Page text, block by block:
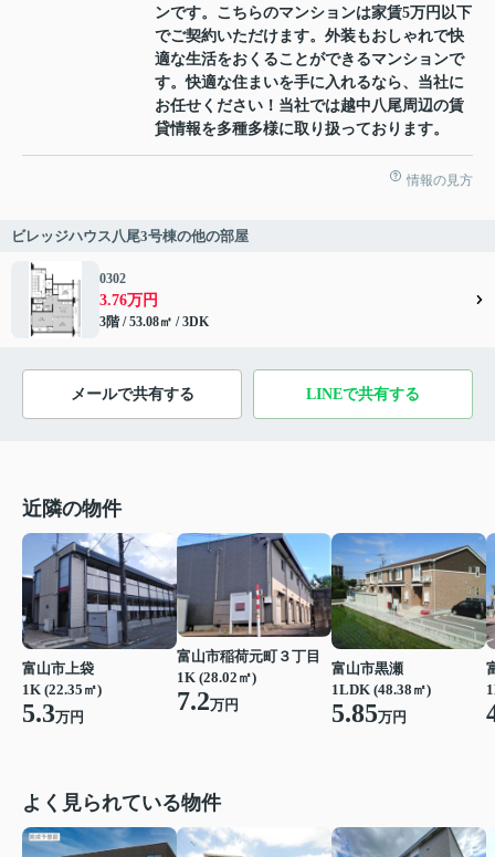
ンです。こちらのマンションは家賃5万円以下
でご契約いただけます。外装もおしゃれで快
適な生活をおくることができるマンションで
す。快適な住まいを手に入れるなら、当社に
お任せください！当社では越中八尾周辺の賃
貸情報を多種多様に取り扱っております。
情報の見方
ビレッジハウス八尾3号棟の他の部屋
0302
3.76万円
3階 / 53.08㎡ / 3DK
メールで共有する LINEで共有する
近隣の物件
富山市上袋
1K (22.35㎡)
5.3万円
富山市稲荷元町３丁目
1K (28.02㎡)
7.2万円
富山市黒瀬
1LDK (48.38㎡)
5.85万円
よく見られている物件